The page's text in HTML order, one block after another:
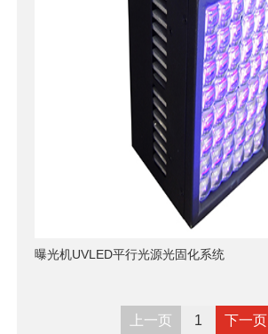
曝光机UVLED平行光源光固化系统
上一页 1 下一页